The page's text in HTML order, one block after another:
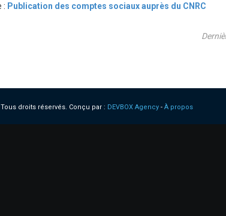
: Publication des comptes sociaux auprès du CNRC
droits réservés. Conçu par : DEVBOX Agency- À propos